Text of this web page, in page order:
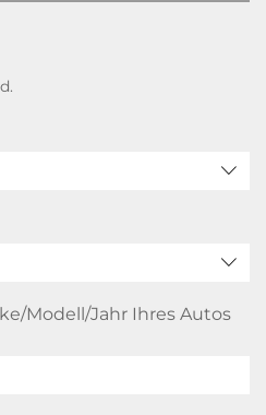
Modell/Jahr Ihres Autos